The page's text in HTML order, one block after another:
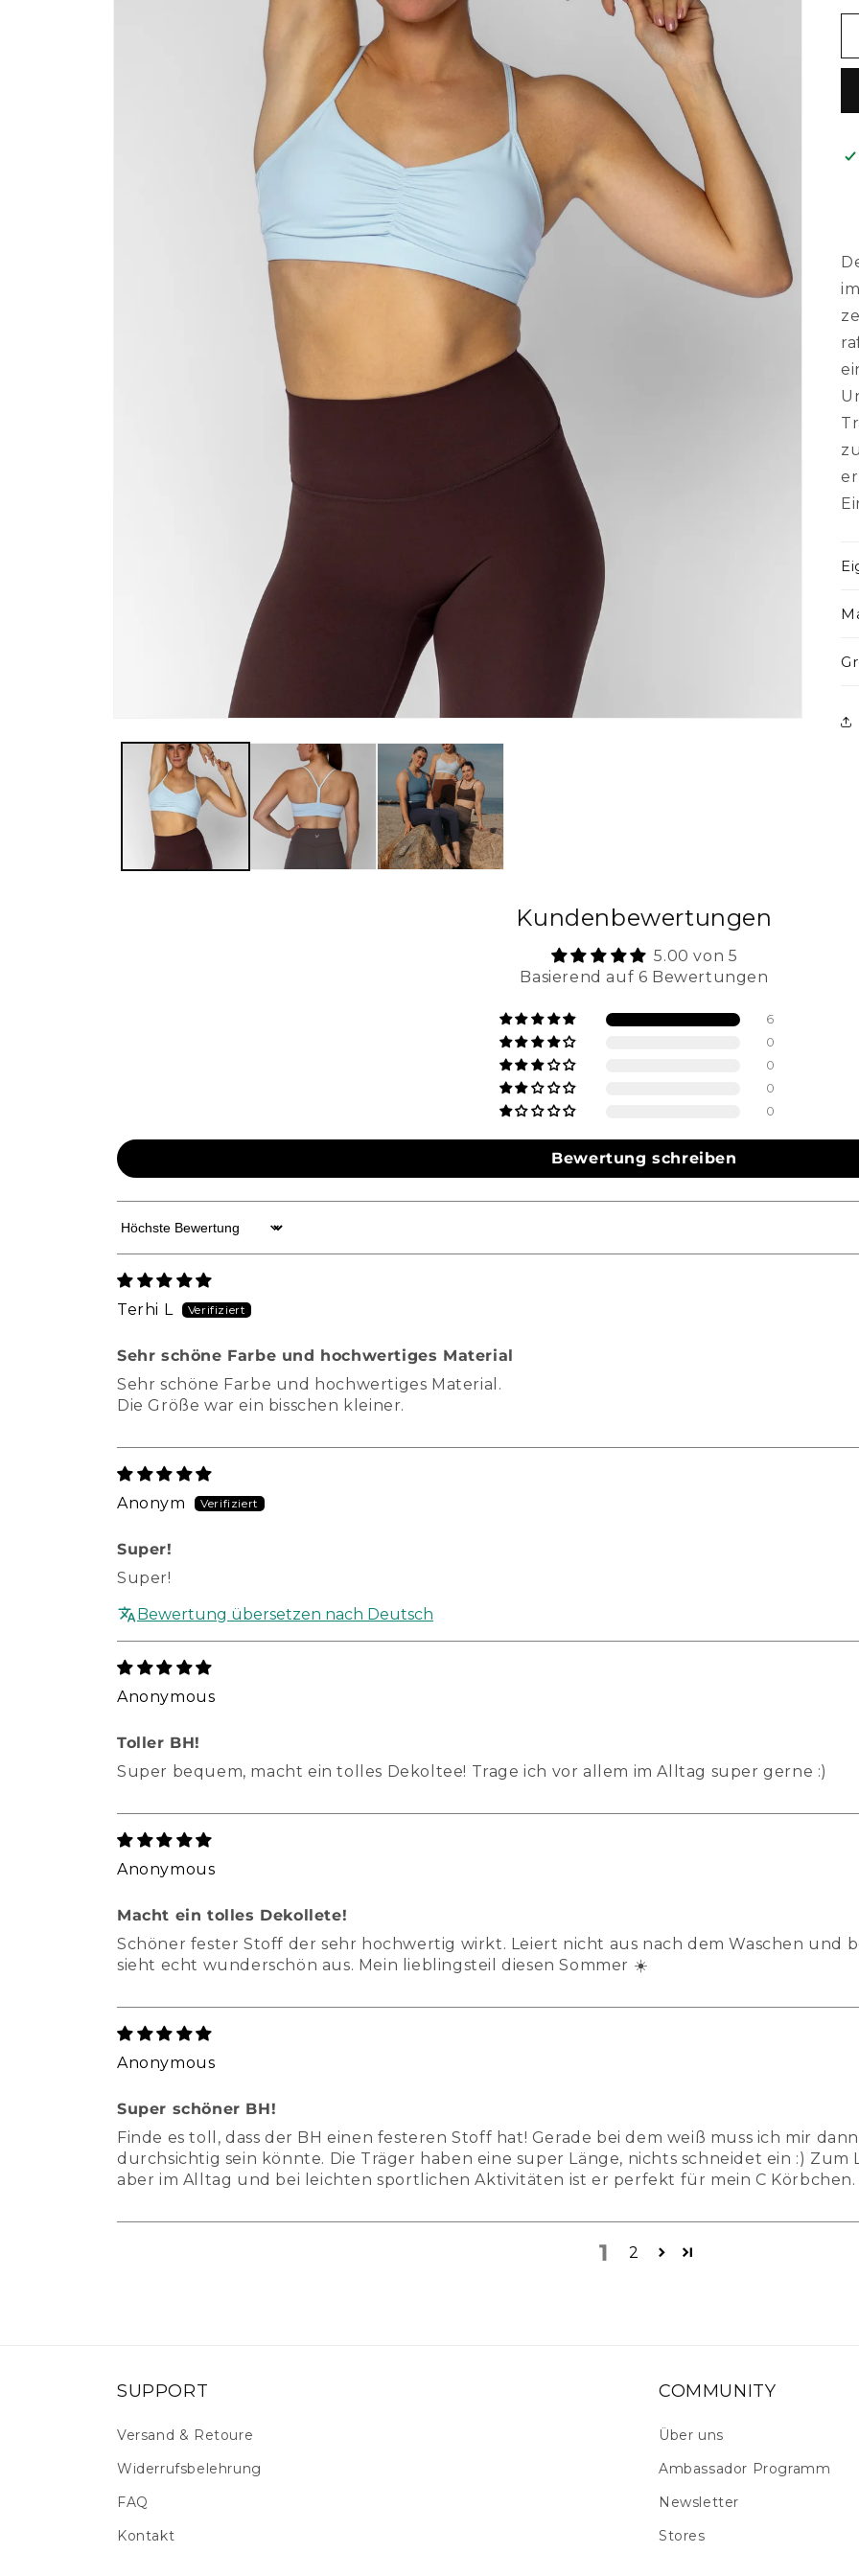
Kundenbewertungen
5.00 von 5
Basierend auf 6 Bewertungen
6
0
0
0
0
Bewertung schreiben
Sort by
Terhi L
Sehr schöne Farbe und hochwertiges Material
Sehr schöne Farbe und hochwertiges Material.
Die Größe war ein bisschen kleiner.
Anonym
Super!
Super!
Bewertung übersetzen nach Deutsch
Anonymous
Toller BH!
Super bequem, macht ein tolles Dekoltee! Trage ich vor allem im Alltag super gerne :)
Anonymous
Macht ein tolles Dekollete!
Schöner fester Stoff der sehr hochwertig wirkt. Leiert nicht aus nach dem Waschen und
sieht echt wunderschön aus. Mein lieblingsteil diesen Sommer ☀️
Anonymous
Super schöner BH!
Finde es toll, dass der BH einen festeren Stoff hat! Gerade bei dem weiß muss ich mir
durchsichtig sein könnte. Die Träger haben eine super Länge, nichts schneidet ein :)
aber im Alltag und bei leichten sportlichen Aktivitäten ist er perfekt für mein C Körbchen.
1 2
SUPPORT
Versand & Retoure
Widerrufsbelehrung
FAQ
Kontakt
COMMUNITY
Über uns
Ambassador Programm
Newsletter
Stores